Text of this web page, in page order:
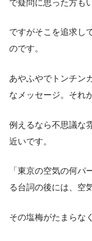
で疑問に思った方も
ですがそこを追求し
のです。
あやふやでトンチン
なメッセージ。それ
例えるなら不思議な
近いです。
「東京の空気の何
る台詞の後には、空
その塩梅がたまらな